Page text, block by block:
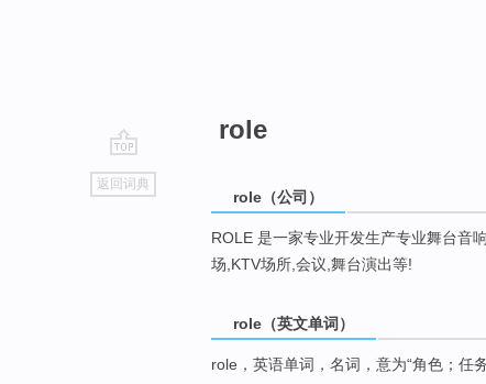
go
top
返回词典
role
role（公司）
ROLE 是一家专业开发生产专业舞台音
场,KTV场所,会议,舞台演出等!
role（英文单词）
role，英语单词，名词，意为“角色；任务